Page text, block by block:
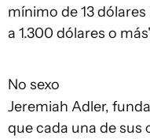
mínimo de 13
a 1.300 dólares o
No sexo
Jeremiah Adler,
que cada una de sus